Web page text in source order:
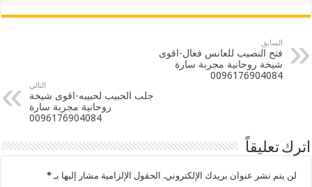
السابق
فتح النصيب للعانس فعال-اقوى
شيخة روحانية مجربة سارة
0096176904084
التالي
جلب الحبيب لحبيبه-اقوى شيخة
روحانية مجربة سارة
0096176904084
اترك تعليقاً
لن يتم نشر عنوان بريدك الإلكتروني. الحقول الإلزامية مشار إليها بـ*